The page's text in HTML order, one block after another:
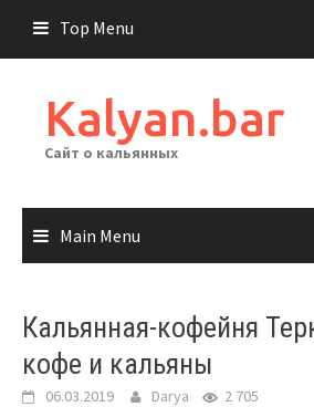
content
Top Menu
Kalyan.bar
Сайт о кальянных
Main Menu
Кальянная-кофейня
кофе и кальяны
06.03.2019 Darya 2 705